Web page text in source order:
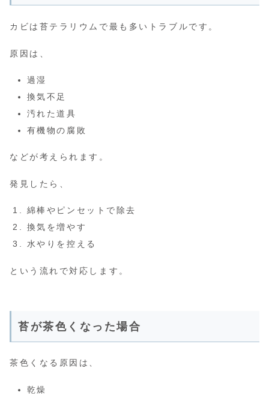
カビは苔テラリウムで最も多いトラブルです。
原因は、
過湿
換気不足
汚れた道具
有機物の腐敗
などが考えられます。
発見したら、
綿棒やピンセットで除去
換気を増やす
水やりを控える
という流れで対応します。
苔が茶色くなった場合
茶色くなる原因は、
乾燥